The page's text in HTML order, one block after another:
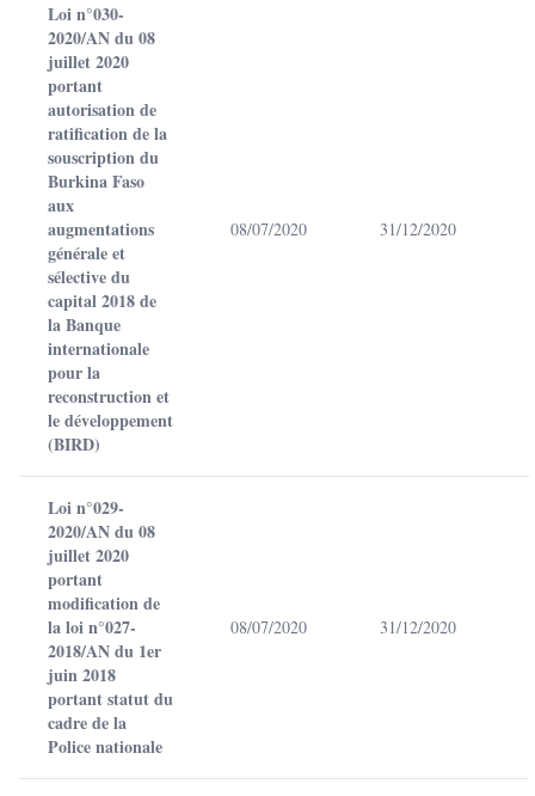
Loi n°030-
2020/AN du 08
juillet 2020
portant
autorisation de
ratification de la
souscription du
Burkina Faso
aux
augmentations
générale et
sélective du
capital 2018 de
la Banque
internationale
pour la
reconstruction et
le développement
(BIRD)
08/07/2020 31/12/2020
Loi n°029-
2020/AN du 08
juillet 2020
portant
modification de
la loi n°027-
2018/AN du 1er
juin 2018
portant statut du
cadre de la
Police nationale
08/07/2020 31/12/2020